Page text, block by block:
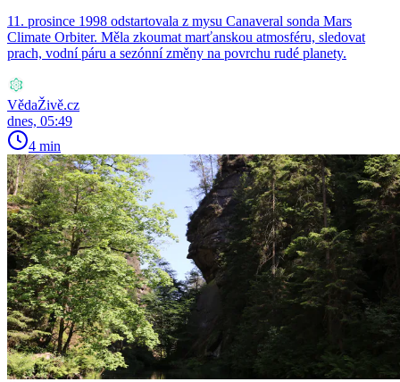
11. prosince 1998 odstartovala z mysu Canaveral sonda Mars
Climate Orbiter. Měla zkoumat marťanskou atmosféru, sledovat
prach, vodní páru a sezónní změny na povrchu rudé planety.
VědaŽivě.cz
dnes, 05:49
4 min